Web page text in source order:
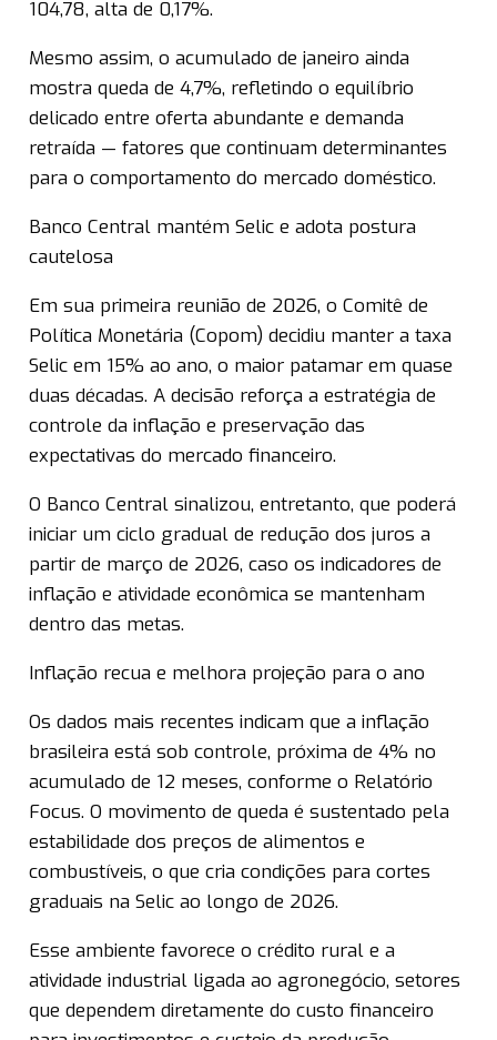
104,78, alta de 0,17%.
Mesmo assim, o acumulado de janeiro ainda
mostra queda de 4,7%, refletindo o equilíbrio
delicado entre oferta abundante e demanda
retraída — fatores que continuam determinantes
para o comportamento do mercado doméstico.
Banco Central mantém Selic e adota postura
cautelosa
Em sua primeira reunião de 2026, o Comitê de
Política Monetária (Copom) decidiu manter a taxa
Selic em 15% ao ano, o maior patamar em quase
duas décadas. A decisão reforça a estratégia de
controle da inflação e preservação das
expectativas do mercado financeiro.
O Banco Central sinalizou, entretanto, que poderá
iniciar um ciclo gradual de redução dos juros a
partir de março de 2026, caso os indicadores de
inflação e atividade econômica se mantenham
dentro das metas.
Inflação recua e melhora projeção para o ano
Os dados mais recentes indicam que a inflação
brasileira está sob controle, próxima de 4% no
acumulado de 12 meses, conforme o Relatório
Focus. O movimento de queda é sustentado pela
estabilidade dos preços de alimentos e
combustíveis, o que cria condições para cortes
graduais na Selic ao longo de 2026.
Esse ambiente favorece o crédito rural e a
atividade industrial ligada ao agronegócio, setores
que dependem diretamente do custo financeiro